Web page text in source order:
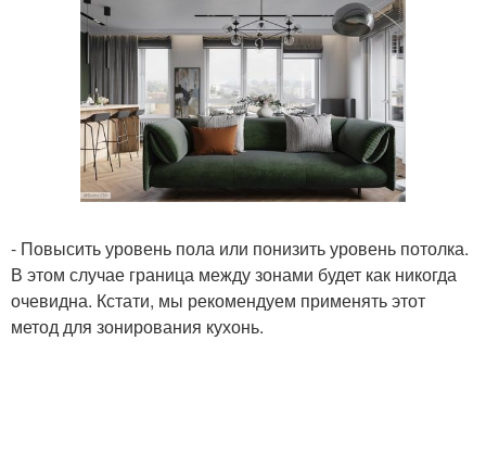
- Повысить уровень пола или понизить уровень потолка.
В этом случае граница между зонами будет как никогда
очевидна. Кстати, мы рекомендуем применять этот
метод для зонирования кухонь.